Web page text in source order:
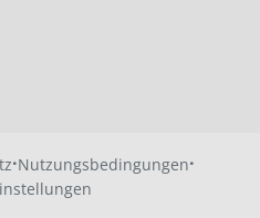
·Nutzungsbedingungen·